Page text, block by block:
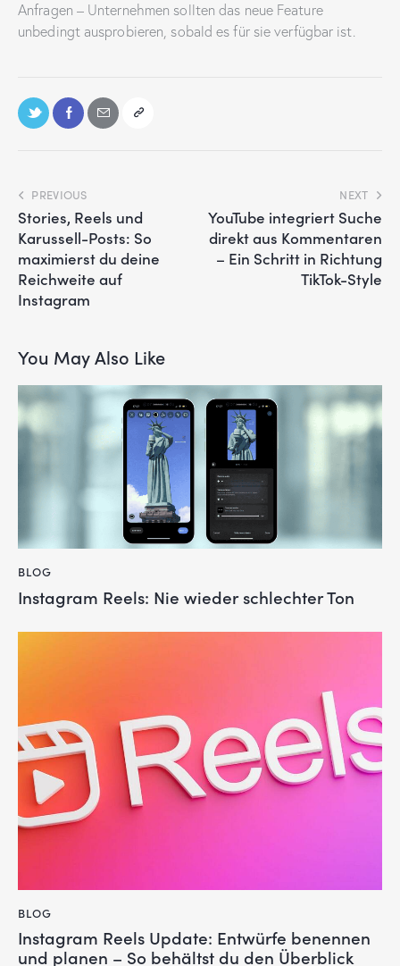
Anfragen – Unternehmen sollten das neue Feature
unbedingt ausprobieren, sobald es für sie verfügbar ist.
PREVIOUS
Stories, Reels und
Karussell-Posts: So
maximierst du deine
Reichweite auf
Instagram
NEXT
YouTube integriert Suche
direkt aus Kommentaren
– Ein Schritt in Richtung
TikTok-Style
You May Also Like
BLOG
Instagram Reels: Nie wieder schlechter Ton
BLOG
Instagram Reels Update: Entwürfe benennen
und planen – So behältst du den Überblick